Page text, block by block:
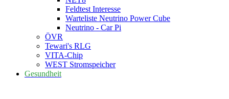
Feldtest Interesse
Warteliste Neutrino Power Cube
Neutrino - Car Pi
ÖVR
Tewari's RLG
VITA-Chip
WEST Stromspeicher
Gesundheit